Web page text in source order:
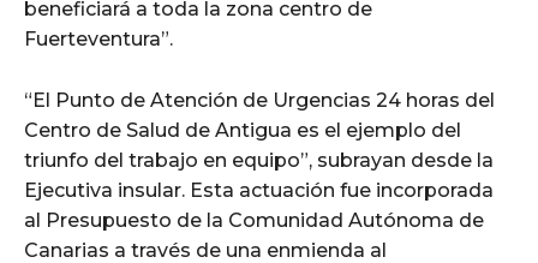
beneficiará a toda la zona centro de
Fuerteventura”.
“El Punto de Atención de Urgencias 24 horas del
Centro de Salud de Antigua es el ejemplo del
triunfo del trabajo en equipo”, subrayan desde la
Ejecutiva insular. Esta actuación fue incorporada
al Presupuesto de la Comunidad Autónoma de
Canarias a través de una enmienda al